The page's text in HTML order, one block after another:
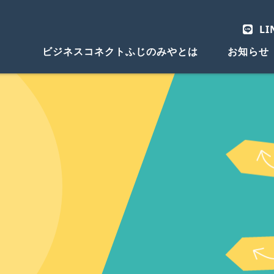
ビジネスコネクトふじのみやとは
お知らせ